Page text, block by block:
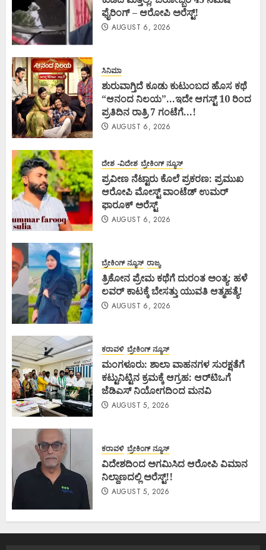
ಫೈರಿಂಗ್ – ಆರೋಪಿ ಅರೆಸ್ಟ್!
AUGUST 6, 2026
ಸಿನಿಮಾ
ಶುರುವಾಗ್ತಿದೆ ಕೂಡು ಕುಟುಂಬದ ಹೊಸ ಕಥೆ
“ಆನಂದ ನಿಲಯ”…ಇದೇ ಆಗಸ್ಟ್ 10 ರಿಂದ
ಪ್ರತಿದಿನ ರಾತ್ರಿ 7 ಗಂಟೆಗೆ…!
AUGUST 6, 2026
ದೇಶ -ವಿದೇಶ ಬ್ರೇಕಿಂಗ್ ನ್ಯೂಸ್
ಪ್ರವೀಣ ನೆಟ್ಟಾರು ಕೊಲೆ ಪ್ರಕರಣ: ಪ್ರಮುಖ
ಆರೋಪಿ ಮೋಸ್ಟ್ ವಾಂಟೆಡ್ ಉಮರ್
ಫಾರೂಕ್ ಅರೆಸ್ಟ್
AUGUST 6, 2026
ಬ್ರೇಕಿಂಗ್ ನ್ಯೂಸ್ ರಾಜ್ಯ
ತ್ರಿಕೋನ ಪ್ರೇಮ ಕಥೆಗೆ ದುರಂತ ಅಂತ್ಯ: ಹಳೆ
ಲವರ್ ಕಾಟಕ್ಕೆ ಬೇಸತ್ತು ಯುವತಿ ಆತ್ಮಹತ್ಯೆ!
AUGUST 6, 2026
ಕರಾವಳಿ ಬ್ರೇಕಿಂಗ್ ನ್ಯೂಸ್
ಮಂಗಳೂರು: ಶಾಲಾ ವಾಹನಗಳ ಸುರಕ್ಷತೆಗೆ
ಕಟ್ಟುನಿಟ್ಟಿನ ಕ್ರಮಕ್ಕೆ ಆಗ್ರಹ: ಆರ್‌ಟಿಒಗೆ
ಜೆಡಿಎಸ್ ನಿಯೋಗದಿಂದ ಮನವಿ
AUGUST 5, 2026
ಕರಾವಳಿ ಬ್ರೇಕಿಂಗ್ ನ್ಯೂಸ್
ವಿದೇಶದಿಂದ ಅಗಮಿಸಿದ ಆರೋಪಿ ವಿಮಾನ
ನಿಲ್ದಾಣದಲ್ಲಿ ಅರೆಸ್ಟ್‌!!
AUGUST 5, 2026